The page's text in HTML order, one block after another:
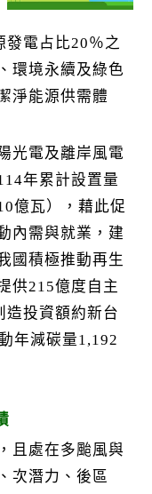
發電占比20％之
環境永續及綠色
淨能源供需體
光電及離岸風電
年累計設置量
億瓦），藉此促
內需與就業，建
國積極推動再生
供215億度自主
造投資額約新台
年減碳量1,192
且處在多颱風與
次潛力、後區